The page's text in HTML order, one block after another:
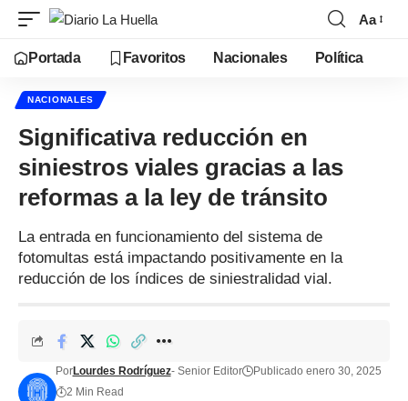
Aa
Portada Favoritos Nacionales Política
NACIONALES
Significativa reducción en
siniestros viales gracias a las
reformas a la ley de tránsito
La entrada en funcionamiento del sistema de
fotomultas está impactando positivamente en la
reducción de los índices de siniestralidad vial.
PorLourdes Rodríguez- Senior Editor
Publicado enero 30, 2025
2 Min Read